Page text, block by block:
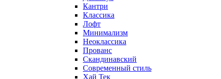
Кантри
Классика
Лофт
Минимализм
Неоклассика
Прованс
Скандинавский
Современный стиль
Хай Тек